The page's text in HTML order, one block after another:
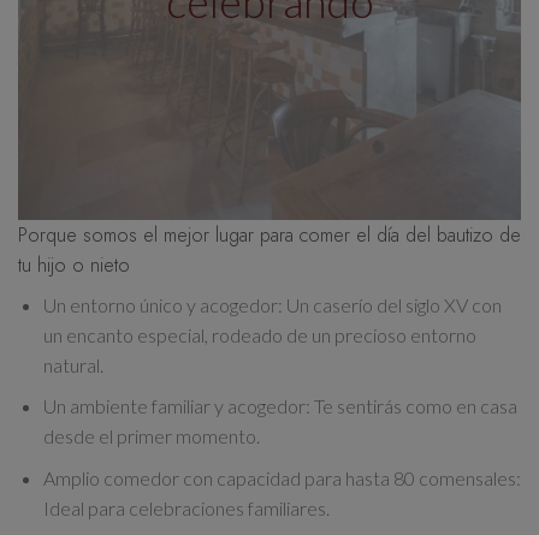
Porque somos el mejor lugar para comer el día del bautizo de
tu hijo o nieto
Un entorno único y acogedor: Un caserío del siglo XV con
un encanto especial, rodeado de un precioso entorno
natural.
Un ambiente familiar y acogedor: Te sentirás como en casa
desde el primer momento.
Amplio comedor con capacidad para hasta 80 comensales:
Ideal para celebraciones familiares.